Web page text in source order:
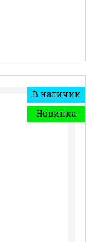
В наличии
Новинка